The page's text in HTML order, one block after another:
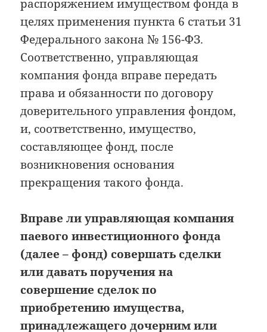
распоряжением имуществом фонда в
целях применения пункта 6 статьи 31
Федерального закона № 156-ФЗ.
Соответственно, управляющая
компания фонда вправе передать
права и обязанности по договору
доверительного управления фондом,
и, соответственно, имущество,
составляющее фонд, после
возникновения основания
прекращения такого фонда.
Вправе ли управляющая компания
паевого инвестиционного фонда
(далее – фонд) совершать сделки
или давать поручения на
совершение сделок по
приобретению имущества,
принадлежащего дочерним или